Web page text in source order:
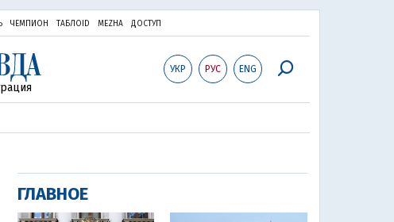
ЧЕМПИОН ТАБЛОID MEZHA ДОСТУП
УКР РУС ENG
ГЛАВНОЕ